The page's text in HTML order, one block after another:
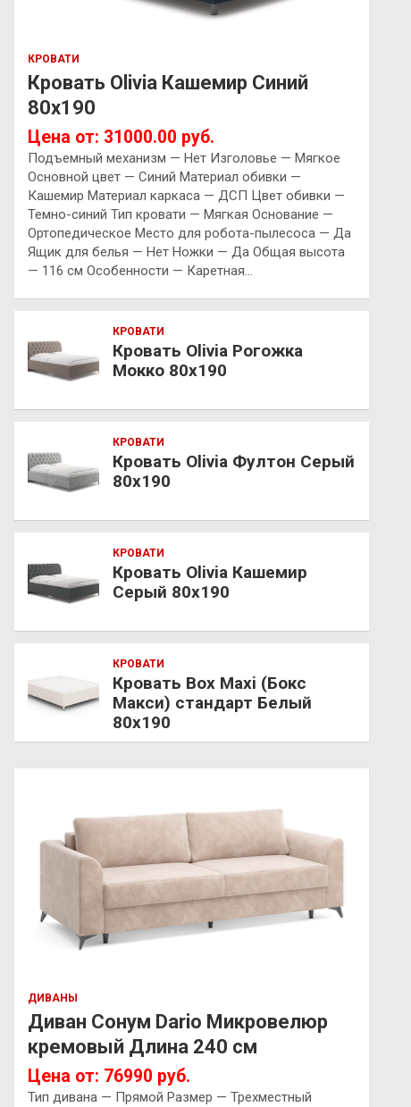
КРОВАТИ
Кровать Olivia Кашемир Синий
80х190
Цена от: 31000.00 руб.
Подъемный механизм — Нет Изголовье — Мягкое
Основной цвет — Синий Материал обивки —
Кашемир Материал каркаса — ДСП Цвет обивки —
Темно-синий Тип кровати — Мягкая Основание —
Ортопедическое Место для робота-пылесоса — Да
Ящик для белья — Нет Ножки — Да Общая высота
— 116 см Особенности — Каретная…
КРОВАТИ
Кровать Olivia Рогожка
Мокко 80х190
КРОВАТИ
Кровать Olivia Фултон Серый
80х190
КРОВАТИ
Кровать Olivia Кашемир
Серый 80х190
КРОВАТИ
Кровать Box Maxi (Бокс
Макси) стандарт Белый
80х190
ДИВАНЫ
Диван Сонум Dario Микровелюр
кремовый Длина 240 см
Цена от: 76990 руб.
Тип дивана — Прямой Размер — Трехместный